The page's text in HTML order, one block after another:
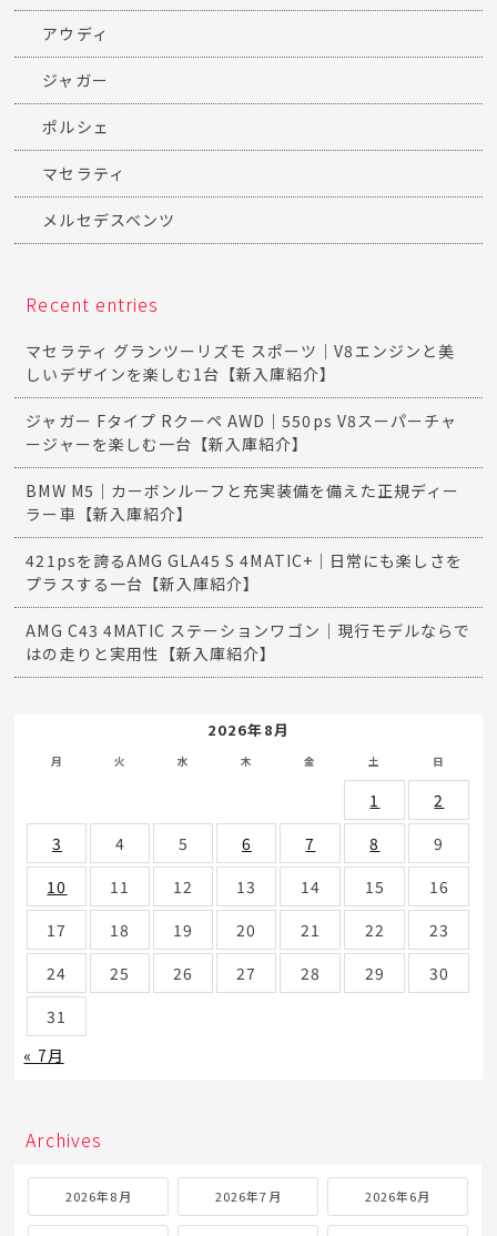
アウディ
ジャガー
ポルシェ
マセラティ
メルセデスベンツ
Recent entries
マセラティ グランツーリズモ スポーツ｜V8エンジンと美
しいデザインを楽しむ1台【新入庫紹介】
ジャガー Fタイプ Rクーペ AWD｜550ps V8スーパーチャ
ージャーを楽しむ一台【新入庫紹介】
BMW M5｜カーボンルーフと充実装備を備えた正規ディー
ラー車【新入庫紹介】
421psを誇るAMG GLA45 S 4MATIC+｜日常にも楽しさを
プラスする一台【新入庫紹介】
AMG C43 4MATIC ステーションワゴン｜現行モデルならで
はの走りと実用性【新入庫紹介】
2026年8月
月 火 水 木 金 土 日
1
2
3
4 5 6 7 8
9
10
11 12 13 14 15
16
17
18 19 20 21 22
23
24
25 26 27 28 29
30
31
« 7月
Archives
2026年8月 2026年7月 2026年6月